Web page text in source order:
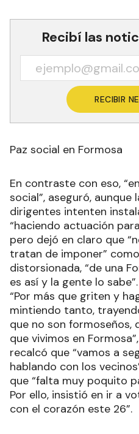
Recibí las
RECIBIR
Paz social en Formosa
En contraste con eso,
social”, aseguró, aunque
dirigentes intenten
“haciendo actuación
pero dejó en claro que
tratan de imponer”
distorsionada, “de una
es así y la gente lo sabe”.
“Por más que griten y
mintiendo tanto,
que no son formoseños,
que vivimos en
recalcó que “vamos a
hablando con los
que “falta muy poquito
Por ello, insistió en ir a
con el corazón este 26”.